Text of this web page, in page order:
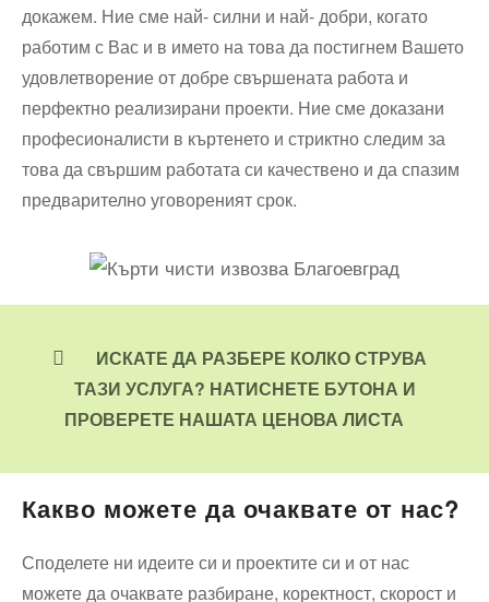
докажем. Ние сме най- силни и най- добри, когато
работим с Вас и в името на това да постигнем Вашето
удовлетворение от добре свършената работа и
перфектно реализирани проекти. Ние сме доказани
професионалисти в къртенето и стриктно следим за
това да свършим работата си качествено и да спазим
предварително уговореният срок.
ИСКАТЕ ДА РАЗБЕРЕ КОЛКО СТРУВА
ТАЗИ УСЛУГА? НАТИСНЕТЕ БУТОНА И
ПРОВЕРЕТЕ НАШАТА ЦЕНОВА ЛИСТА
Какво можете да очаквате от нас?
Споделете ни идеите си и проектите си и от нас
можете да очаквате разбиране, коректност, скорост и